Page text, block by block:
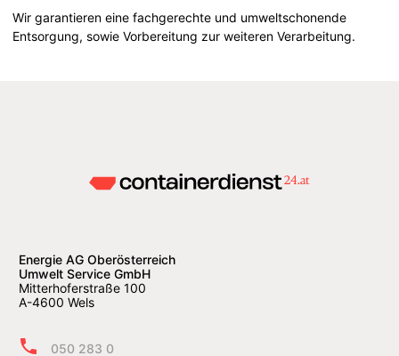
Wir garantieren eine fachgerechte und umweltschonende
Entsorgung, sowie Vorbereitung zur weiteren Verarbeitung.
Energie AG Oberösterreich
Umwelt Service GmbH
Mitterhoferstraße 100
A-4600 Wels
050 283 0